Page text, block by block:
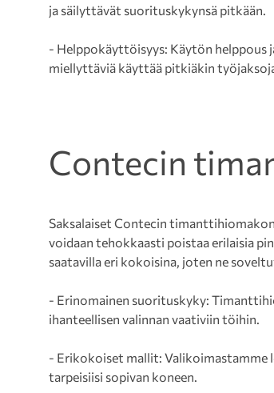
ja säilyttävät suorituskykynsä pitkään.
- Helppokäyttöisyys: Käytön
miellyttäviä käyttää pitkiäkin
Contecin
Saksalaiset Contecin
voidaan tehokkaasti poistaa erilaisia
saatavilla eri kokoisina, joten ne
- Erinomainen suorituskyky:
ihanteellisen valinnan vaativiin töihin.
- Erikokoiset mallit: Valikoimastamme
tarpeisiisi sopivan koneen.